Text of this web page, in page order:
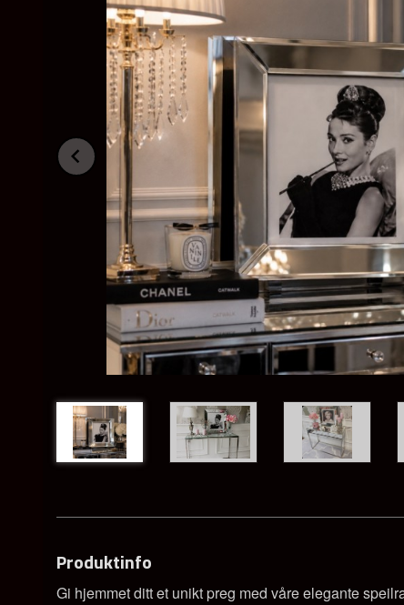
Prev
Produktinfo
Gi hjemmet ditt et unikt preg med våre elegante